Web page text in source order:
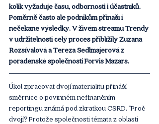
kolik vyžaduje času, odbornosti i účastníků.
Poměrně často ale podnikům přináší i
nečekané výsledky. V živém streamu Trendy
v udržitelnosti celý proces přiblížily Zuzana
Rozsívalová a Tereza Sedlmajerová z
poradenské společnosti Forvis Mazars.
Úkol zpracovat dvojí materialitu přináší
směrnice o povinném nefinančním
reportingu známá pod zkratkou CSRD. "Proč
dvojí? Protože společnosti témata z oblasti